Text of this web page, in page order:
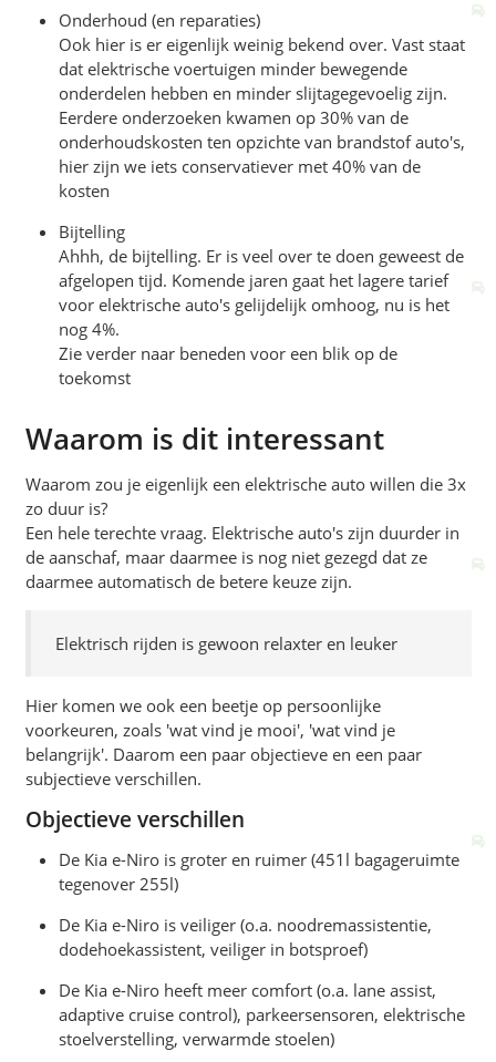
Onderhoud (en reparaties)
Ook hier is er eigenlijk weinig bekend over. Vast staat
dat elektrische voertuigen minder bewegende
onderdelen hebben en minder slijtagegevoelig zijn.
Eerdere onderzoeken kwamen op 30% van de
onderhoudskosten ten opzichte van brandstof auto's,
hier zijn we iets conservatiever met 40% van de
kosten
Bijtelling
Ahhh, de bijtelling. Er is veel over te doen geweest de
afgelopen tijd. Komende jaren gaat het lagere tarief
voor elektrische auto's gelijdelijk omhoog, nu is het
nog 4%.
Zie verder naar beneden voor een blik op de
toekomst
Waarom is dit interessant
Waarom zou je eigenlijk een elektrische auto willen die 3x
zo duur is?
Een hele terechte vraag. Elektrische auto's zijn duurder in
de aanschaf, maar daarmee is nog niet gezegd dat ze
daarmee automatisch de betere keuze zijn.
Elektrisch rijden is gewoon relaxter en leuker
Hier komen we ook een beetje op persoonlijke
voorkeuren, zoals 'wat vind je mooi', 'wat vind je
belangrijk'. Daarom een paar objectieve en een paar
subjectieve verschillen.
Objectieve verschillen
De Kia e-Niro is groter en ruimer (451l bagageruimte
tegenover 255l)
De Kia e-Niro is veiliger (o.a. noodremassistentie,
dodehoekassistent, veiliger in botsproef)
De Kia e-Niro heeft meer comfort (o.a. lane assist,
adaptive cruise control), parkeersensoren, elektrische
stoelverstelling, verwarmde stoelen)